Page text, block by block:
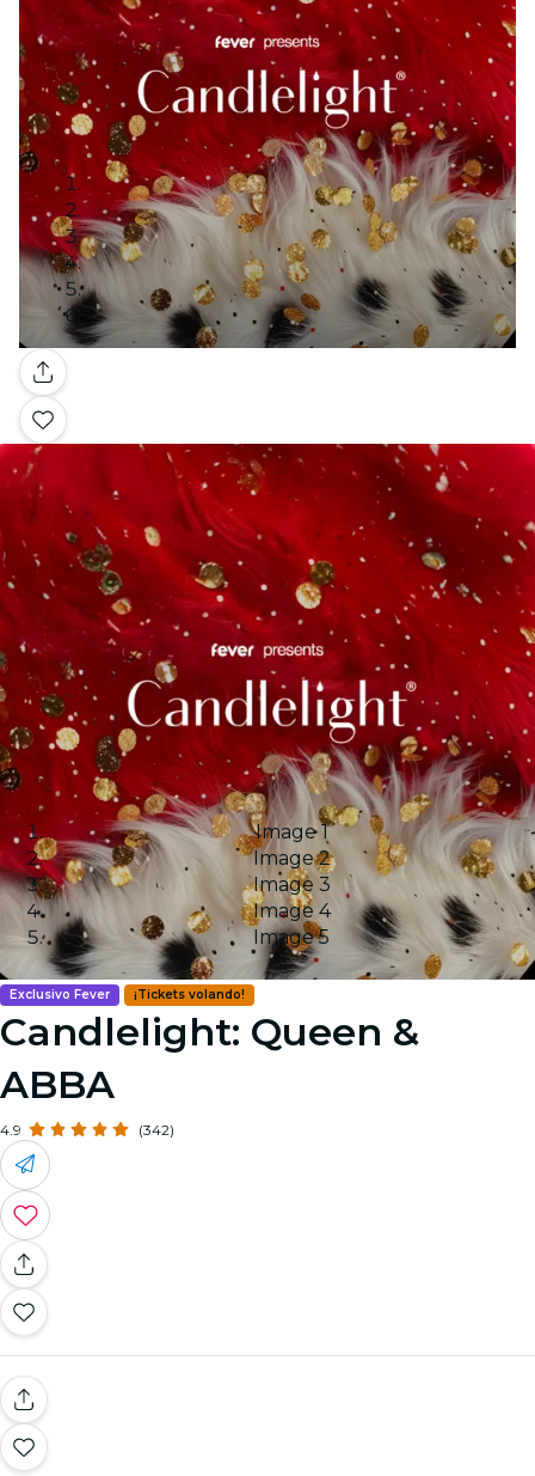
Galería
Image 1
Image 2
Image 3
Image 4
Image 5
Exclusivo Fever ¡Tickets volando!
Candlelight: Queen &
ABBA
4.9 (342)